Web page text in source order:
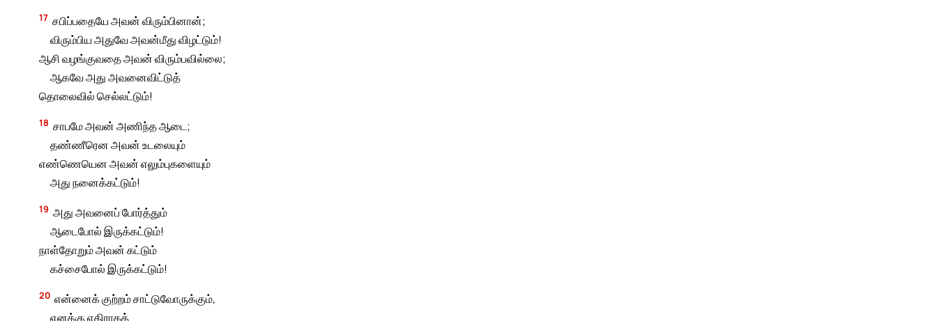
17 சபிப்பதையே அவன் விரும்பினான்;
விரும்பிய அதுவே அவன்மீது விழட்டும்!
ஆசி வழங்குவதை அவன் விரும்பவில்லை;
ஆகவே அது அவனைவிட்டுத்
தொலைவில் செல்லட்டும்!
18 சாபமே அவன் அணிந்த ஆடை;
தண்ணீரென அவன் உடலையும்
எண்ணெயென அவன் எலும்புகளையும்
அது நனைக்கட்டும்!
19 அது அவனைப் போர்த்தும்
ஆடைபோல் இருக்கட்டும்!
நாள்தோறும் அவன் கட்டும்
கச்சைபோல் இருக்கட்டும்!
20 என்னைக் குற்றம் சாட்டுவோருக்கும்,
எனக்கு எதிராகத்